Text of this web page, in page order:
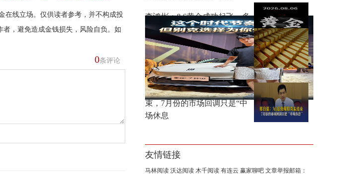
在线立场。仅供读者参考，并不构成投
，避免造成金钱损失，风险自负。如
0条评论
李鸿彬：8.6黄金成功起飞，多
头打响反攻战
黄金大涨，错过机会，总比低
位割肉强！
邢自强：AI超级周期尚未结
束，7月份的市场回调只是“中
场休息
友情链接
马林阅读 沃达阅读 木千阅读 有连云 赢家聊吧 文章举报邮箱：